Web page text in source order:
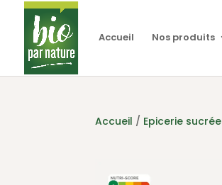
Accueil Nos produits
Accueil / Epicerie sucrée